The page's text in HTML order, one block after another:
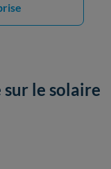
le solaire